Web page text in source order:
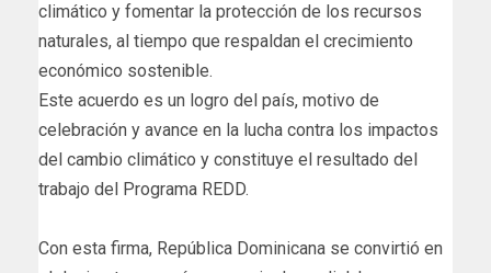
climático y fomentar la protección de los recursos
naturales, al tiempo que respaldan el crecimiento
económico sostenible.
Este acuerdo es un logro del país, motivo de
celebración y avance en la lucha contra los impactos
del cambio climático y constituye el resultado del
trabajo del Programa REDD.
Con esta firma, República Dominicana se convirtió en